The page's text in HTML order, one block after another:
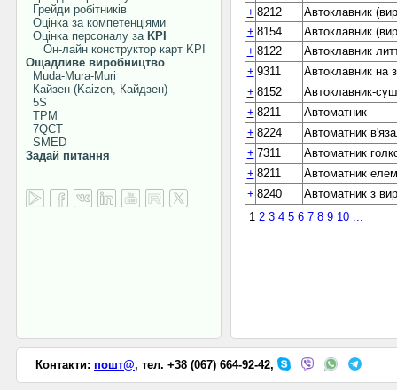
Грейди робітників
Оцінка за компетенціями
Оцінка персоналу за KPI
Он-лайн конструктор карт KPI
Ощадливе виробництво
Muda-Mura-Muri
Кайзен (Kaizen, Кайдзен)
5S
TPM
7QCT
SMED
Задай питання
+ 8212
Автоклавник
+ 8154
Автоклавник
+ 8122
Автоклавник
+ 9311
Автоклавник на
+ 8152
Автоклавник-
+ 8211
Автоматник
+ 8224
Автоматник
+ 7311
Автоматник
+ 8211
Автоматник
+ 8240
Автоматник з
1 2 3 4 5 6 7 8 9 10 ...
Контакти: пошт@, тел. +38 (067) 664-92-42,